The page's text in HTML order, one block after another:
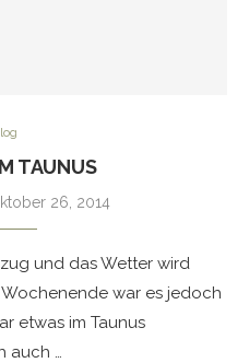
TAUNUS
26, 2014
und das Wetter wird
war es jedoch
etwas im Taunus
auch …